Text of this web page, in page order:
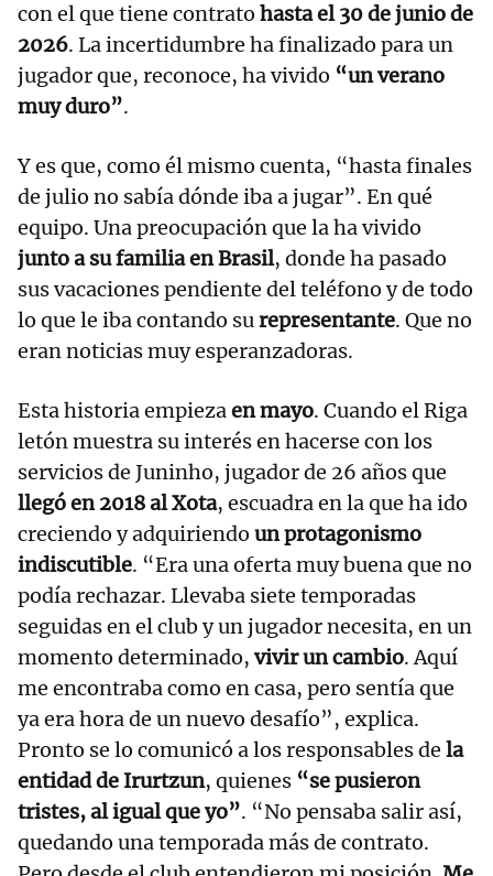
con el que tiene contrato hasta el 30 de junio de
2026. La incertidumbre ha finalizado para un
jugador que, reconoce, ha vivido “un verano
muy duro”.
Y es que, como él mismo cuenta, “hasta finales
de julio no sabía dónde iba a jugar”. En qué
equipo. Una preocupación que la ha vivido
junto a su familia en Brasil, donde ha pasado
sus vacaciones pendiente del teléfono y de todo
lo que le iba contando surepresentante. Que no
eran noticias muy esperanzadoras.
Esta historia empiezaen mayo. Cuando el Riga
letón muestra su interés en hacerse con los
servicios de Juninho, jugador de 26 años que
llegó en 2018 al Xota, escuadra en la que ha ido
creciendo y adquiriendo un protagonismo
indiscutible. “Era una oferta muy buena que no
podía rechazar. Llevaba siete temporadas
seguidas en el club y un jugador necesita, en un
momento determinado, vivir un cambio. Aquí
me encontraba como en casa, pero sentía que
ya era hora de un nuevo desafío”, explica.
Pronto se lo comunicó a los responsables de la
entidad de Irurtzun, quienes “se pusieron
tristes, al igual que yo”. “No pensaba salir así,
quedando una temporada más de contrato.